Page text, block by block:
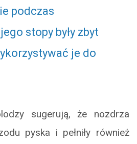
podczas
stopy były zbyt
je do
sugerują, że nozdrza
pyska i pełniły również